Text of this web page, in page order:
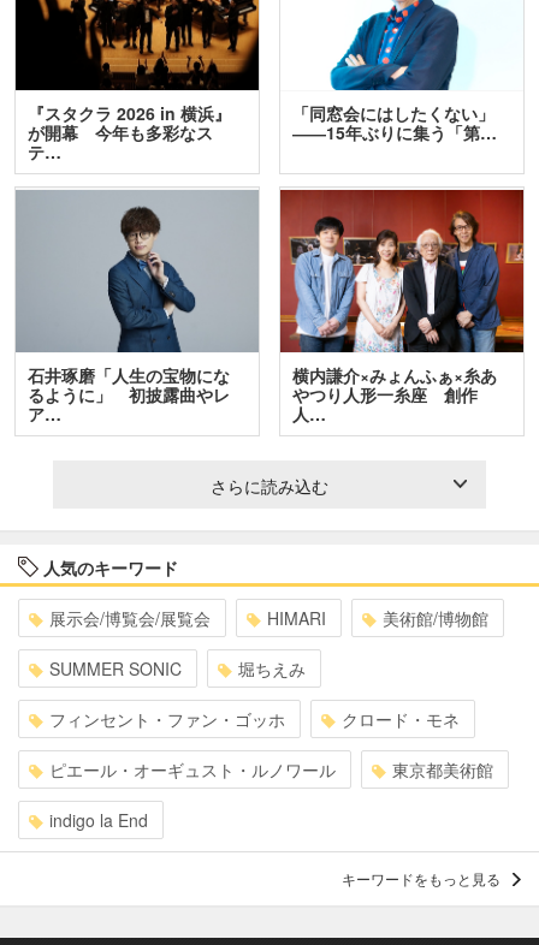
『スタクラ 2026 in 横浜』
が開幕 今年も多彩なス
テ…
「同窓会にはしたくない」
――15年ぶりに集う「第…
石井琢磨「人生の宝物にな
るように」 初披露曲やレ
ア…
横内謙介×みょんふぁ×糸あ
やつり人形一糸座 創作
人…
さらに読み込む
人気のキーワード
展示会/博覧会/展覧会 HIMARI 美術館/博物館
SUMMER SONIC 堀ちえみ
フィンセント・ファン・ゴッホ クロード・モネ
ピエール・オーギュスト・ルノワール 東京都美術館
indigo la End
キーワードをもっと見る